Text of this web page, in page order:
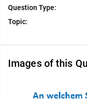
Question Type:
Topic:
Images of this